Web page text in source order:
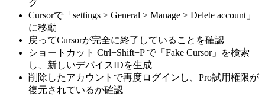
グ
Cursorで「settings > General > Manage > Delete account」
に移動
戻ってCursorが完全に終了していることを確認
ショートカット Ctrl+Shift+P で「Fake Cursor」を検索
し、新しいデバイスIDを生成
削除したアカウントで再度ログインし、Pro試用権限が
復元されているか確認